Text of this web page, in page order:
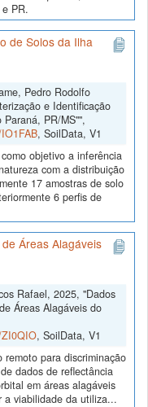
PR.
de Solos da Ilha
Pedro Rodolfo
e Identificação
PR/MS"",
, SoilData, V1
objetivo a inferência
com a distribuição
17 amostras de solo
6 perfis de
Áreas Alagáveis
Rafael, 2025, "Dados
Áreas Alagáveis do
, SoilData, V1
remoto para discriminação
dados de reflectância
em áreas alagáveis
a viabilidade da utiliza...